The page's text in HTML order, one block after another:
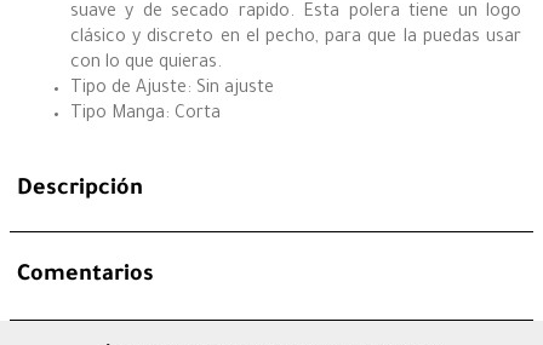
suave y de secado rapido. Esta polera tiene un logo
clásico y discreto en el pecho, para que la puedas usar
con lo que quieras.
Tipo de Ajuste: Sin ajuste
Tipo Manga: Corta
Descripción
Comentarios